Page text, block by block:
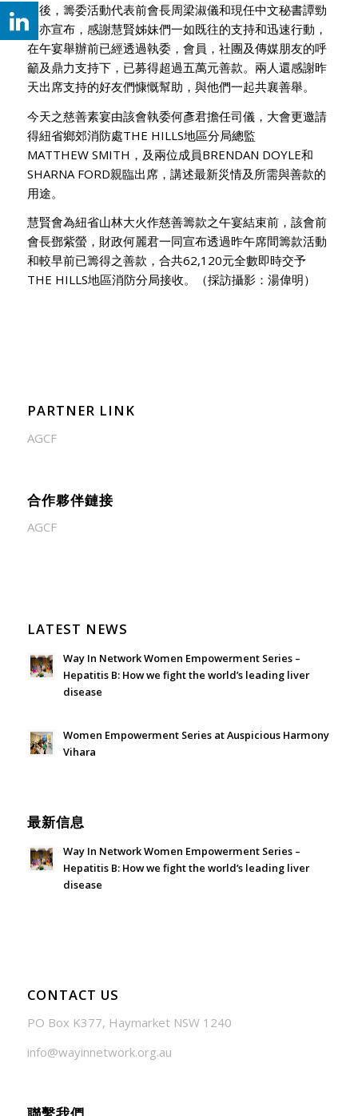
隨後，籌委活動代表前會長周梁淑儀和現任中文秘書譚勁
韶亦宣布，感謝慧賢姊妹們一如既往的支持和迅速行動，
在午宴舉辦前已經透過執委，會員，社團及傳媒朋友的呼
籲及鼎力支持下，已募得超過五萬元善款。兩人還感謝昨
天出席支持的好友們慷慨幫助，與他們一起共襄善舉。
今天之慈善素宴由該會執委何彥君擔任司儀，大會更邀請
得紐省鄉郊消防處THE HILLS地區分局總監
MATTHEW SMITH，及兩位成員BRENDAN DOYLE和
SHARNA FORD親臨出席，講述最新災情及所需與善款的
用途。
慧賢會為紐省山林大火作慈善籌款之午宴結束前，該會前
會長鄧紫螢，財政何麗君一同宣布透過昨午席間籌款活動
和較早前已籌得之善款，合共62,120元全數即時交予
THE HILLS地區消防分局接收。（採訪攝影：湯偉明）
PARTNER LINK
AGCF
合作夥伴鏈接
AGCF
LATEST NEWS
Way In Network Women Empowerment Series –
Hepatitis B: How we fight the world’s leading liver
disease
Women Empowerment Series at Auspicious Harmony
Vihara
最新信息
Way In Network Women Empowerment Series –
Hepatitis B: How we fight the world’s leading liver
disease
CONTACT US
PO Box K377, Haymarket NSW 1240
info@wayinnetwork.org.au